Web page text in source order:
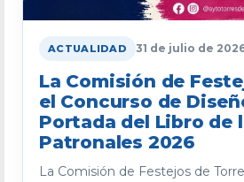
ACTUALIDAD 31 de julio de
La Comisión de
el Concurso de
Portada del Libro de
Patronales 2026
La Comisión de Festejos de